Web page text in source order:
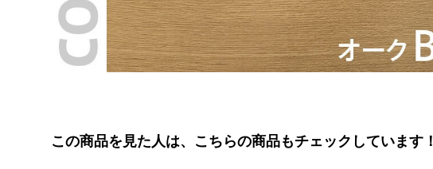
この商品を見た人は、こちらの商品もチェックしています！